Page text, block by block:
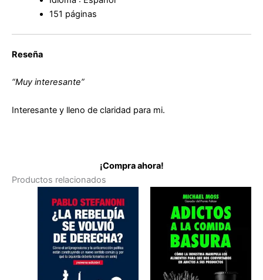
151 páginas
Reseña
“Muy interesante”
Interesante y lleno de claridad para mi.
¡Compra ahora!
Productos relacionados